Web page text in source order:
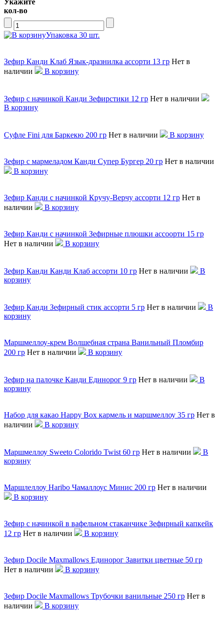
кол-во
Упаковка 30 шт.
Зефир Канди Клаб Язык-дразнилка ассорти 13 гр Нет в
наличии
В корзину
Зефир c начинкой Канди Зефирстики 12 гр Нет в наличии
В корзину
Суфле Fini для Баркекю 200 гр Нет в наличии В корзину
Зефир с мармеладом Канди Супер Бургер 20 гр Нет в наличии
В корзину
Зефир Канди с начинкой Кручу-Верчу ассорти 12 гр Нет в
наличии
В корзину
Зефир Канди с начинкой Зефирные плюшки ассоорти 15 гр
Нет в наличии
В корзину
Зефир Канди Канди Клаб ассорти 10 гр Нет в наличии
В
корзину
Зефир Канди Зефирный стик ассорти 5 гр Нет в наличии
В
корзину
Маршмеллоу-крем Волшебная страна Ванильный Пломбир
200 гр Нет в наличии В корзину
Зефир на палочке Канди Единорог 9 гр Нет в наличии
В
корзину
Набор для какао Happy Box кармель и маршмеллоу 35 гр Нет в
наличии
В корзину
Маршмеллоу Sweeto Colorido Twist 60 гр Нет в наличии
В
корзину
Маршлеллоу Haribo Чамаллоус Минис 200 гр Нет в наличии
В корзину
Зефир с начинкой в вафельном стаканчике Зефирный капкейк
12 гр Нет в наличии В корзину
Зефир Docile Maxmallows Единорог Завитки цветные 50 гр
Нет в наличии
В корзину
Зефир Docile Maxmallows Трубочки ванильные 250 гр Нет в
наличии
В корзину